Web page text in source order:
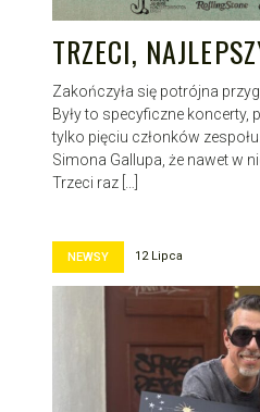
TRZECI,
Zakończyła się potrójna
Były to specyficzne koncerty,
tylko pięciu członków
Simona Gallupa, że nawet w
Trzeci raz […]
NEWSY 12 Lipca